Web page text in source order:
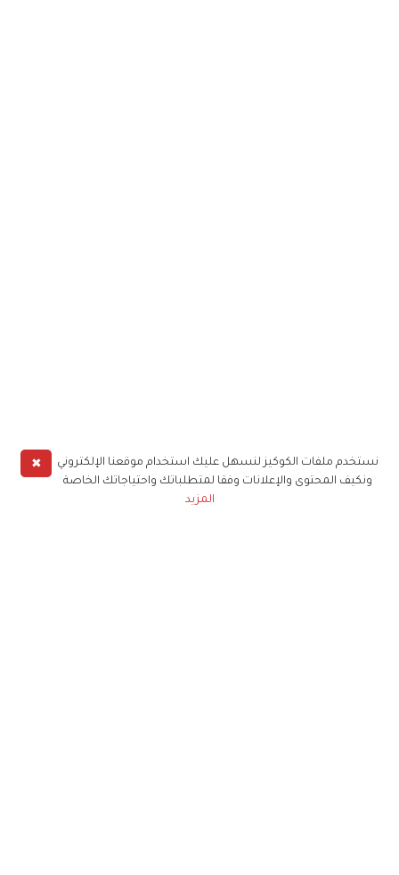
✖
نستخدم ملفات الكوكيز لنسهل عليك استخدام موقعنا الإلكتروني
ونكيف المحتوى والإعلانات وفقا لمتطلباتك واحتياجاتك الخاصة
المزيد